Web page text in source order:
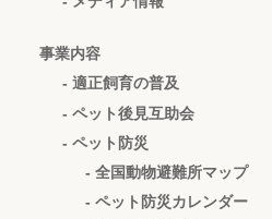
事業内容
- 適正飼育の普及
- ペット後見互助会
- ペット防災
- 全国動物避難所マップ
- ペット防災カレンダー